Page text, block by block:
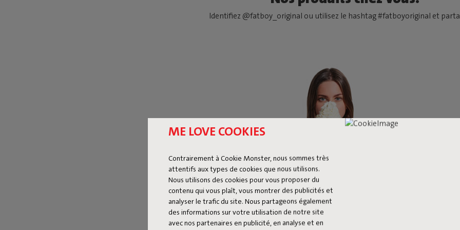
ME LOVE COOKIES
Contrairement à Cookie Monster, nous sommes très
attentifs aux types de cookies que nous utilisons.
Nous utilisons des cookies pour vous proposer du
contenu qui vous plaît, vous montrer des publicités et
analyser le trafic du site. Nous partageons également
des informations sur votre utilisation de notre site
avec nos partenaires en publicité, en analyse et en
Identifiez @fatboy_original ou utilisez le hashtag #fatboyoriginal et